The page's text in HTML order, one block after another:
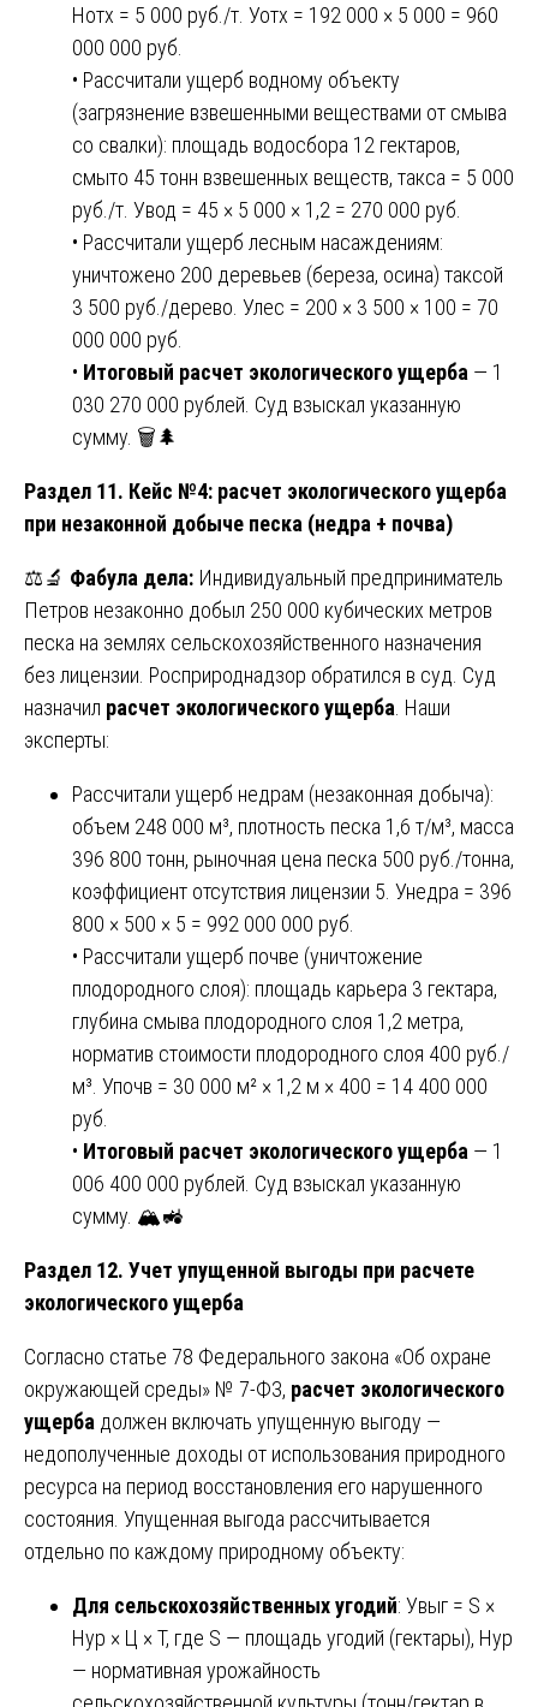
Нотх = 5 000 руб./т. Уотх = 192 000 × 5 000 = 960
000 000 руб.
• Рассчитали ущерб водному объекту
(загрязнение взвешенными веществами от смыва
со свалки): площадь водосбора 12 гектаров,
смыто 45 тонн взвешенных веществ, такса = 5 000
руб./т. Увод = 45 × 5 000 × 1,2 = 270 000 руб.
• Рассчитали ущерб лесным насаждениям:
уничтожено 200 деревьев (береза, осина) таксой
3 500 руб./дерево. Улес = 200 × 3 500 × 100 = 70
000 000 руб.
• Итоговый расчет экологического ущерба — 1
030 270 000 рублей. Суд взыскал указанную
сумму. 🗑️🌲
Раздел 11. Кейс №4: расчет экологического ущерба
при незаконной добыче песка (недра + почва)
⚖️🔬 Фабула дела: Индивидуальный предприниматель
Петров незаконно добыл 250 000 кубических метров
песка на землях сельскохозяйственного назначения
без лицензии. Росприроднадзор обратился в суд. Суд
назначил расчет экологического ущерба . Наши
эксперты:
Рассчитали ущерб недрам (незаконная добыча):
объем 248 000 м³, плотность песка 1,6 т/м³, масса
396 800 тонн, рыночная цена песка 500 руб./тонна,
коэффициент отсутствия лицензии 5. Унедра = 396
800 × 500 × 5 = 992 000 000 руб.
• Рассчитали ущерб почве (уничтожение
плодородного слоя): площадь карьера 3 гектара,
глубина смыва плодородного слоя 1,2 метра,
норматив стоимости плодородного слоя 400 руб./
м³. Упочв = 30 000 м² × 1,2 м × 400 = 14 400 000
руб.
• Итоговый расчет экологического ущерба — 1
006 400 000 рублей. Суд взыскал указанную
сумму. 🏔️🚜
Раздел 12. Учет упущенной выгоды при расчете
экологического ущерба
Согласно статье 78 Федерального закона «Об охране
окружающей среды» № 7-ФЗ, расчет экологического
ущерба должен включать упущенную выгоду —
недополученные доходы от использования природного
ресурса на период восстановления его нарушенного
состояния. Упущенная выгода рассчитывается
отдельно по каждому природному объекту:
Для сельскохозяйственных угодий: Увыг = S ×
Нур × Ц × Т, где S — площадь угодий (гектары), Нур
— нормативная урожайность